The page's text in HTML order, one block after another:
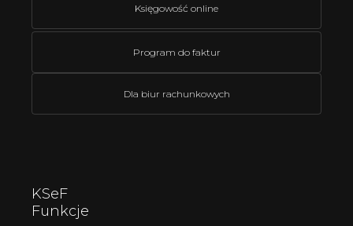
Księgowość online
Program do faktur
Dla biur rachunkowych
KSeF
Funkcje